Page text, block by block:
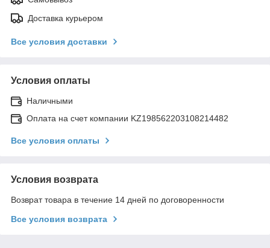
Доставка курьером
Все условия доставки
Условия оплаты
Наличными
Оплата на счет компании KZ198562203108214482
Все условия оплаты
Условия возврата
Возврат товара в течение 14 дней по договоренности
Все условия возврата